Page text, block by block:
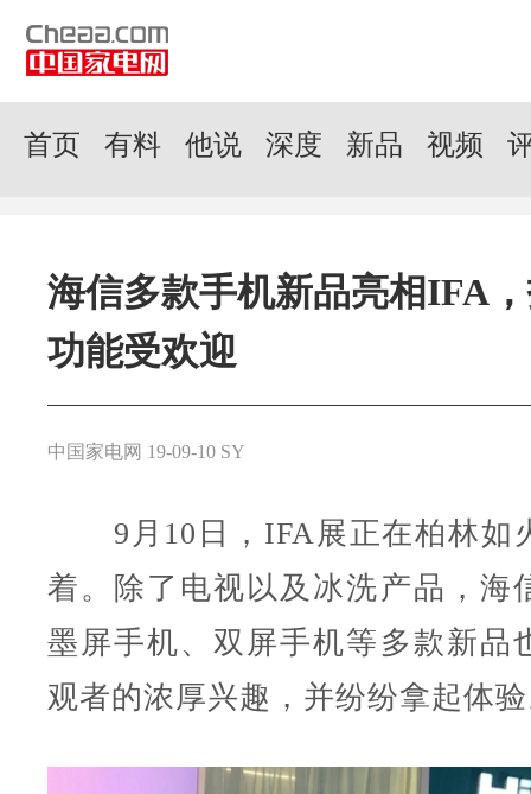
首页 有料 他说 深度 新品 视频
海信多款手机新品亮相IFA
功能受欢迎
中国家电网 19-09-10 SY
9月10日，IFA展正在柏林如
着。除了电视以及冰洗产品，海
墨屏手机、双屏手机等多款新品
观者的浓厚兴趣，并纷纷拿起体